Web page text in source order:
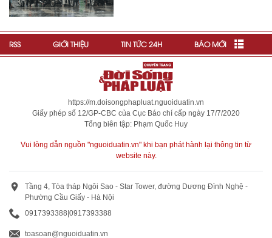
RSS GIỚI THIỆU TIN TỨC 24H BÁO MỚI
https://m.doisongphapluat.nguoiduatin.vn
Giấy phép số 12/GP-CBC của Cục Báo chí cấp ngày 17/7/2020
Tổng biên tập: Phạm Quốc Huy
Vui lòng dẫn nguồn "nguoiduatin.vn" khi bạn phát hành lại thông tin từ
website này.
Tầng 4, Tòa tháp Ngôi Sao - Star Tower, đường Dương Đình Nghệ -
Phường Cầu Giấy - Hà Nội
0917393388 0917393388
toasoan@nguoiduatin.vn